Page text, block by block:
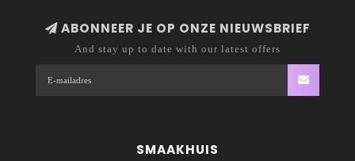
ABONNEER JE OP ONZE NIEUWSBRIEF
And stay up to date with our latest offers
SMAAKHUIS